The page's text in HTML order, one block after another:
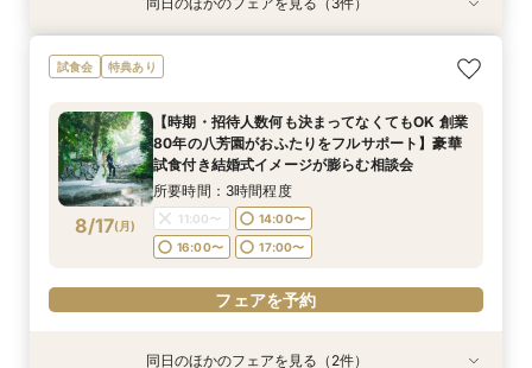
特典あり
8/16(日)
"気軽に見学"基本相談会
9:00〜
10:00〜
14:30〜
16:00〜
フェアを予約
特典あり
8/16(日)
【時期・招待人数何も決まってなくてもOK 創業
80年の八芳園がおふたりをフルサポート】豪華
所要時間：3時間程度
9:00〜
10:00〜
14:30〜
16:00〜
フェアを予約
特典あり
8/16(日)
【ご結婚が決まったばかりのおふたりへ 】「お
顔合わせ」から結婚式当日までトータルサポート
&絶品ローストビーフの豪華試食会付フェア
所要時間：3時間程度
9:00〜
10:00〜
14:30〜
16:00〜
フェアを予約
試食会 特典あり
8/17(月)
【時期・招待人数何も決まってなくてもOK 創業
80年の八芳園がおふたりをフルサポート】豪華
試食付き結婚式イメージが膨らむ相談会
所要時間：3時間程度
11:00〜
14:00〜
16:00〜
17:00〜
フェアを予約
特典あり
特典あり同日のほかのフェアを見る（2件）